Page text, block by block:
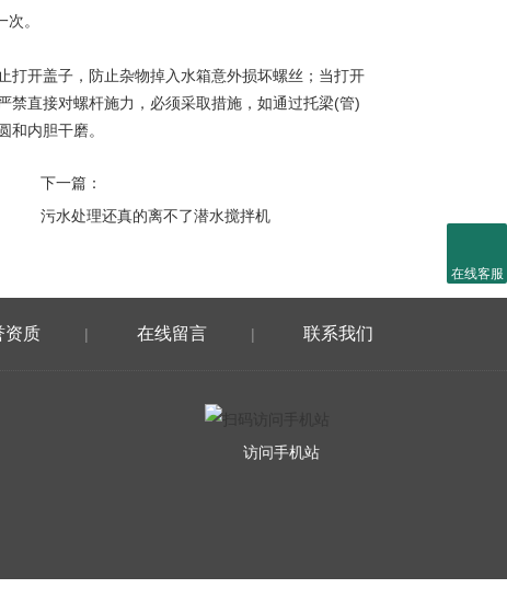
。
开盖子，防止杂物掉入水箱意外损坏螺丝；当打开
禁直接对螺杆施力，必须采取措施，如通过托梁(管)
和内胆干磨。
下一篇：
污水处理还真的离不了潜水搅拌机
资质 | 在线留言 | 联系我们
访问手机站
在线客服